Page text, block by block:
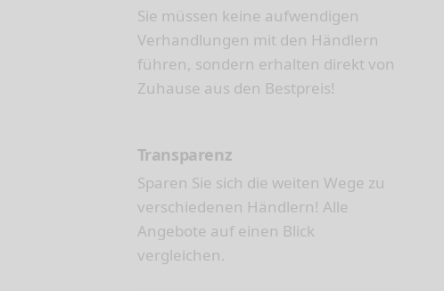
Sie müssen keine aufwendigen
Verhandlungen mit den Händlern
führen, sondern erhalten direkt von
Zuhause aus den Bestpreis!
Transparenz
Sparen Sie sich die weiten Wege zu
verschiedenen Händlern! Alle
Angebote auf einen Blick
vergleichen.